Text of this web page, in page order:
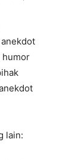
humor
lain: